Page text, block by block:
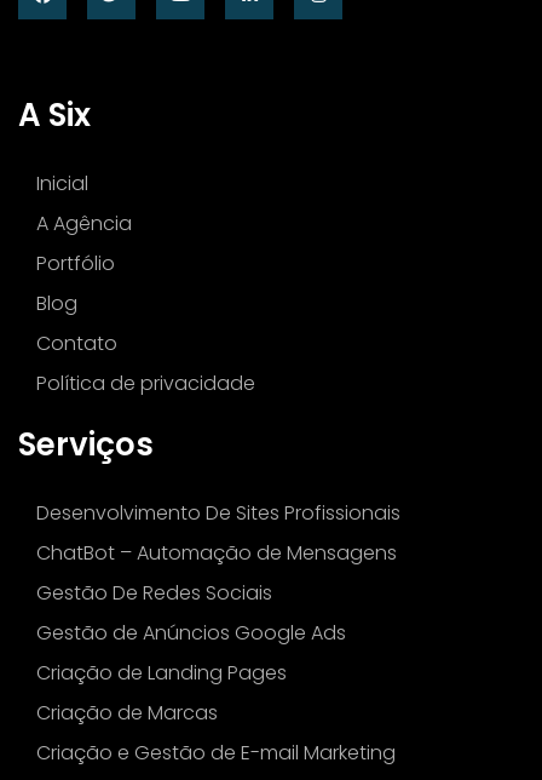
A Six
Inicial
A Agência
Portfólio
Blog
Contato
Política de privacidade
Serviços
Desenvolvimento De Sites Profissionais
ChatBot – Automação de Mensagens
Gestão De Redes Sociais
Gestão de Anúncios Google Ads
Criação de Landing Pages
Criação de Marcas
Criação e Gestão de E-mail Marketing